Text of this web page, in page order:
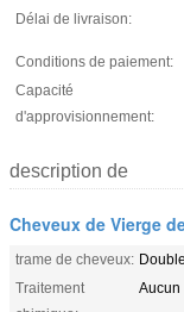
Délai de livraison:
Conditions de paiement:
Capacité
d'approvisionnement:
description de
Cheveux de Vierge
trame de cheveux:
Traitement
Aucun